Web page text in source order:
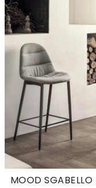
MOOD SGABELLO